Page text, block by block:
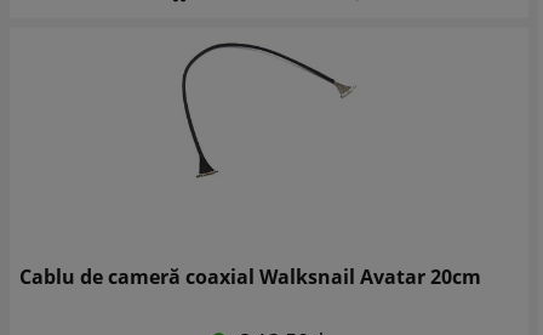
Cablu de cameră coaxial Walksnail Avatar 20cm